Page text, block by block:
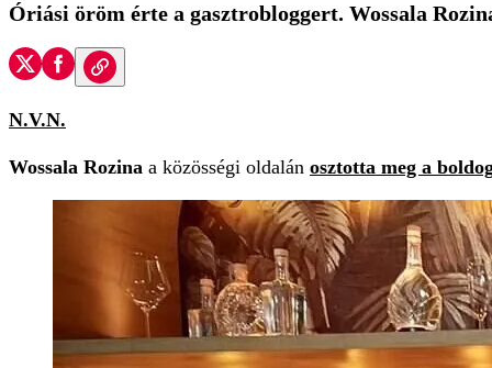
Óriási öröm érte a gasztrobloggert. Wossala
N.V.N.
Wossala Rozina a közösségi oldalán osztotta meg a